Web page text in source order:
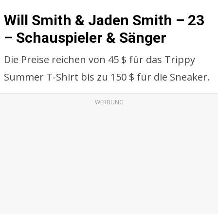
Will Smith & Jaden Smith – 23
– Schauspieler & Sänger
Die Preise reichen von 45 $ für das Trippy
Summer T-Shirt bis zu 150 $ für die Sneaker.
WERBUNG